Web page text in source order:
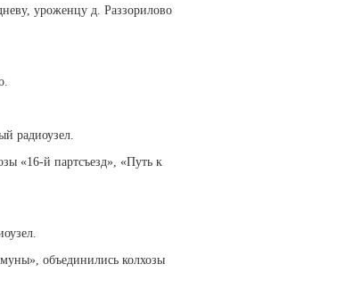
уроженцу д. Раззорилово
радиоузел.
«16-й партсъезд», «Путь к
объединились колхозы